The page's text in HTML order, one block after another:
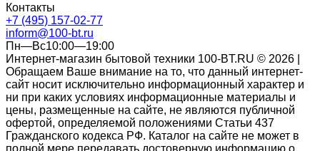
Контакты
+7 (495) 157-02-77
inform@100-bt.ru
Пн—Вс10:00—19:00
Интернет-магазин бытовой техники 100-BT.RU © 2026 |
Обращаем Ваше внимание на то, что данный интернет-
сайт носит исключительно информационный характер и
ни при каких условиях информационные материалы и
цены, размещенные на сайте, не являются публичной
офертой, определяемой положениями Статьи 437
Гражданского кодекса РФ. Каталог на сайте не может в
полной мере передавать достоверную информацию о